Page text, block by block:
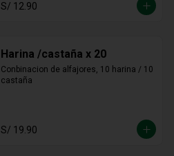
S/ 12.90
Harina /castaña x 20
Conbinacion de alfajores, 10 harina / 10
castaña
S/ 19.90